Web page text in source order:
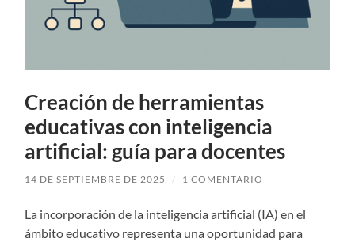
Creación de herramientas
educativas con inteligencia
artificial: guía para docentes
14 DE SEPTIEMBRE DE 2025 / 1 COMENTARIO
La incorporación de la inteligencia artificial (IA) en el
ámbito educativo representa una oportunidad para